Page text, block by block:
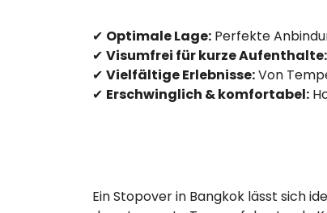
✔ Optimale Lage: Perfekte
✔ Visumfrei für kurze Aufenthalte:
✔ Vielfältige Erlebnisse:Von
✔ Erschwinglich & komfortabel:
Ein Stopover in Bangkok lässt sich